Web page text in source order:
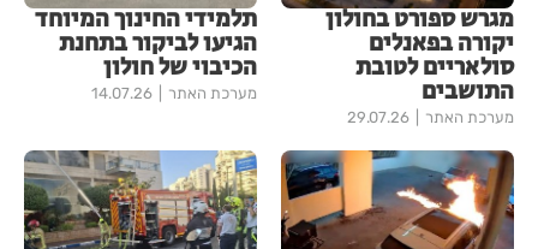
מגרש ספורט בחולון
יקורה בפאנלים
סולאריים לטובת
התושבים
מערכת האתר 29.07.26
תלמידי החינוך המיוחד
הגיעו לביקור בתחנת
הכיבוי של חולון
מערכת האתר 14.07.26